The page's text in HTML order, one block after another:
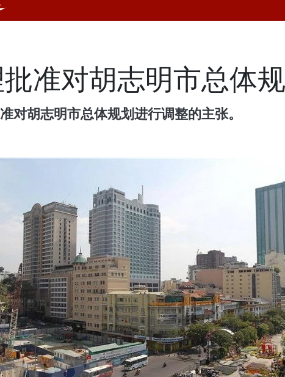
准对胡志明市总体
对胡志明市总体规划进行调整的主张。